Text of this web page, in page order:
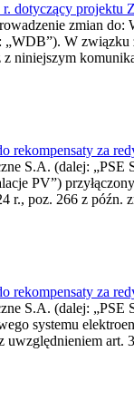
dotyczący
zmian
„WDB”). W
niniejszym
rekompensaty za
S.A. (dalej:
PV”)
r., poz. 266 z późn.
rekompensaty za
S.A. (dalej:
systemu
uwzględnieniem art.